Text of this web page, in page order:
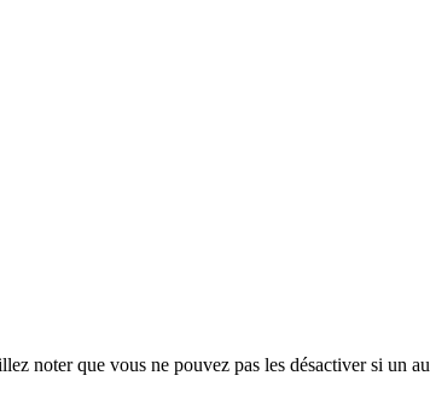
noter que vous ne pouvez pas les désactiver si un